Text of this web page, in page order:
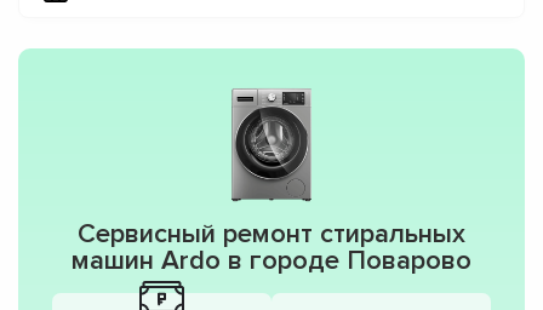
Сервисный ремонт стиральных
машин Ardo в городе Поварово